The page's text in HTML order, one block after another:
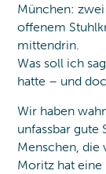
München:
offenem
mittendrin.
Was soll ich
hatte – und
Wir haben
unfassbar gute
Menschen, die
Moritz hat eine